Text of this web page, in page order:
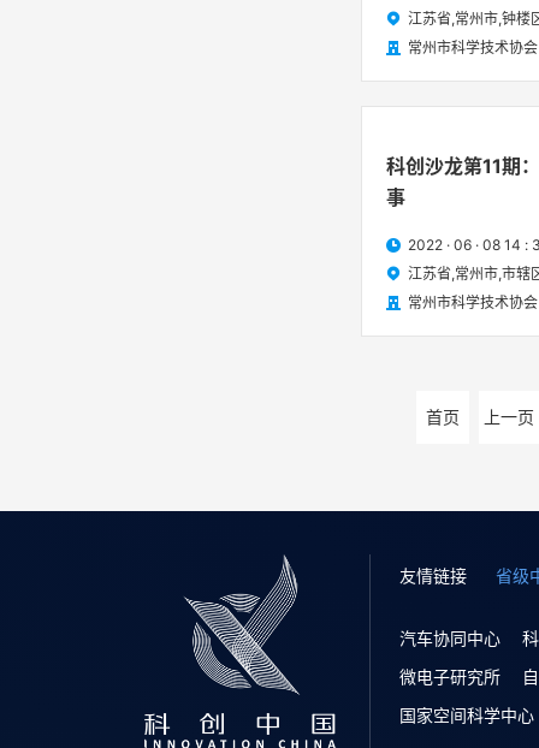
 江苏省,常州市,钟楼
 常州市科学技术协会
科创沙龙第11期
事
 2022 · 06 · 08
 江苏省,常州市,市辖
 常州市科学技术协会
首页 上一页
友情链接 省级
汽车协同中心
微电子研究所
国家空间科学中心